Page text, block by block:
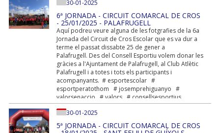
necessàries a mestres i professorat. A...
30-01-2025
6ª JORNADA - CIRCUIT COMARCAL DE CROS
- 25/01/2025 - PALAFRUGELL
Aquí podreu veure alguna de les fotgrafies de la 6a
Jornada del Circuit de Cros Escolar que es va dur a
terme el passat dissabte 25 de gener a
Palafrugell. Des del Consell Esportiu volem donar les
gràcies a l'Ajuntament de Palafrugell, al Club Atlètic
Palafrugell i a totes i tots els participants i
acompanyants. # esportescolar #
esportperatothom # josemprehiguanyo #
valorsenaccio # valors # consellsesportius
30-01-2025
5ª JORNADA - CIRCUIT COMARCAL DE CROS